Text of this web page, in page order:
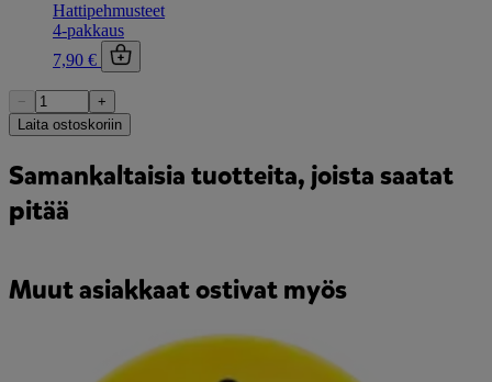
Hattipehmusteet
4-pakkaus
7,90 €
−
+
Laita ostoskoriin
Samankaltaisia tuotteita, joista saatat
pitää
Muut asiakkaat ostivat myös